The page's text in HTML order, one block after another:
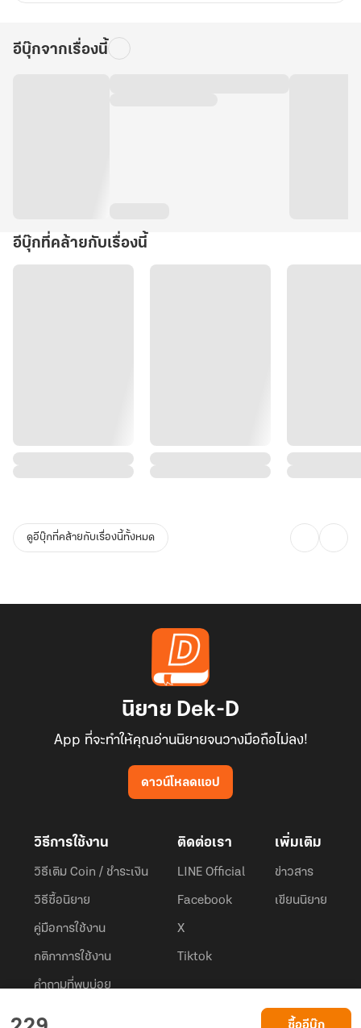
ซื้ออีบุ๊ก
อีบุ๊กจากเรื่องนี้
อีบุ๊กที่คล้ายกับเรื่องนี้
ดูอีบุ๊กที่คล้ายกับเรื่องนี้ทั้งหมด
นิยาย Dek-D
App ที่จะทำให้คุณอ่านนิยายจนวางมือถือไม่ลง!
ดาวน์โหลดแอป
วิธีการใช้งาน
วิธีเติม Coin / ชำระเงิน
วิธีซื้อนิยาย
คู่มือการใช้งาน
กติกาการใช้งาน
คำถามที่พบบ่อย
ติดต่อเรา
LINE Official
Facebook
X
Tiktok
เพิ่มเติม
ข่าวสาร
เขียนนิยาย
Dek-D.com ใช้คุกกี้เพื่อพัฒนาประสบการณ์ของ ผู้ใช้ให้ดียิ่งขึ้น